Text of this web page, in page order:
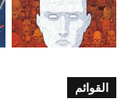
القوائم